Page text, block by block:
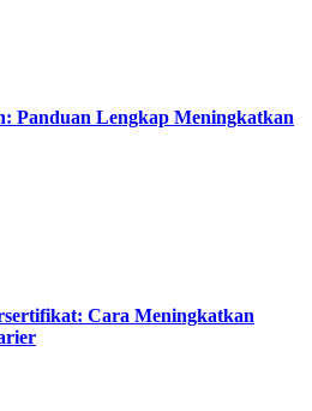
Panduan Lengkap Meningkatkan
Cara Meningkatkan